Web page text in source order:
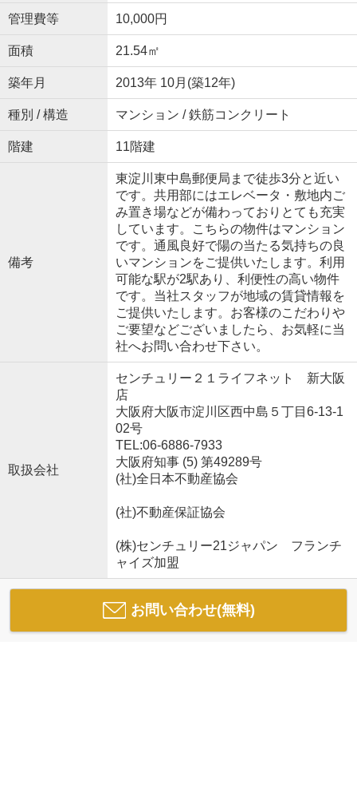
管理費等 10,000円
面積 21.54㎡
築年月 2013年 10月(築12年)
種別 / 構造 マンション / 鉄筋コンクリート
階建 11階建
備考
東淀川東中島郵便局まで徒歩3分と近い
です。共用部にはエレベータ・敷地内ご
み置き場などが備わっておりとても充実
しています。こちらの物件はマンション
です。通風良好で陽の当たる気持ちの良
いマンションをご提供いたします。利用
可能な駅が2駅あり、利便性の高い物件
です。当社スタッフが地域の賃貸情報を
ご提供いたします。お客様のこだわりや
ご要望などございましたら、お気軽に当
社へお問い合わせ下さい。
取扱会社
センチュリー２１ライフネット 新大阪
店
大阪府大阪市淀川区西中島５丁目6-13-1
02号
TEL:06-6886-7933
大阪府知事 (5) 第49289号
(社)全日本不動産協会
(社)不動産保証協会
(株)センチュリー21ジャパン フランチ
ャイズ加盟
お問い合わせ(無料)